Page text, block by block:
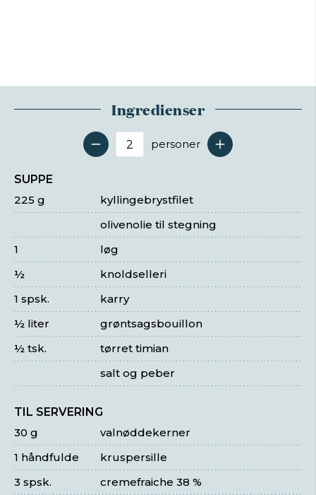
Ingredienser
Antal serveringer
personer
SUPPE
kyllingebrystfilet
225 g
olivenolie til stegning
løg
1
knoldselleri
½
karry
1 spsk.
grøntsagsbouillon
½ liter
tørret timian
½ tsk.
salt og peber
TIL SERVERING
valnøddekerner
30 g
kruspersille
1 håndfulde
cremefraiche 38 %
3 spsk.